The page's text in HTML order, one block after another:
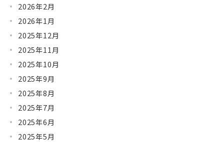
2026年2月
2026年1月
2025年12月
2025年11月
2025年10月
2025年9月
2025年8月
2025年7月
2025年6月
2025年5月